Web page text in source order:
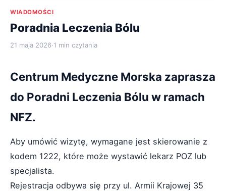
WIADOMOŚCI
Poradnia Leczenia Bólu
21 maja 2026·1 min czytania
Centrum Medyczne Morska zaprasza
do Poradni Leczenia Bólu w ramach
NFZ.
Aby umówić wizytę, wymagane jest skierowanie z
kodem 1222, które może wystawić lekarz POZ lub
specjalista.
Rejestracja odbywa się przy ul. Armii Krajowej 35